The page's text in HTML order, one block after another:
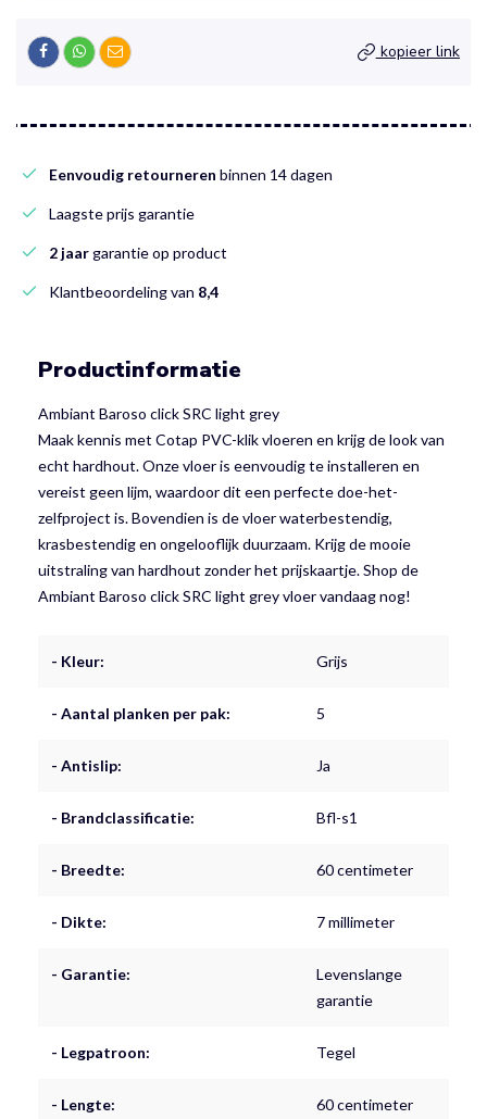
kopieer link
Eenvoudig retourneren binnen 14 dagen
Laagste prijs garantie
2 jaargarantie op product
Klantbeoordeling van 8,4
Productinformatie
Ambiant Baroso click SRC light grey
Maak kennis met Cotap PVC-klik vloeren en krijg de look van
echt hardhout. Onze vloer is eenvoudig te installeren en
vereist geen lijm, waardoor dit een perfecte doe-het-
zelfproject is. Bovendien is de vloer waterbestendig,
krasbestendig en ongelooflijk duurzaam. Krijg de mooie
uitstraling van hardhout zonder het prijskaartje. Shop de
Ambiant Baroso click SRC light grey vloer vandaag nog!
- Kleur: Grijs
- Aantal planken per pak: 5
- Antislip: Ja
- Brandclassificatie: Bfl-s1
- Breedte: 60 centimeter
- Dikte: 7 millimeter
- Garantie:
Levenslange
garantie
- Legpatroon: Tegel
- Lengte: 60 centimeter